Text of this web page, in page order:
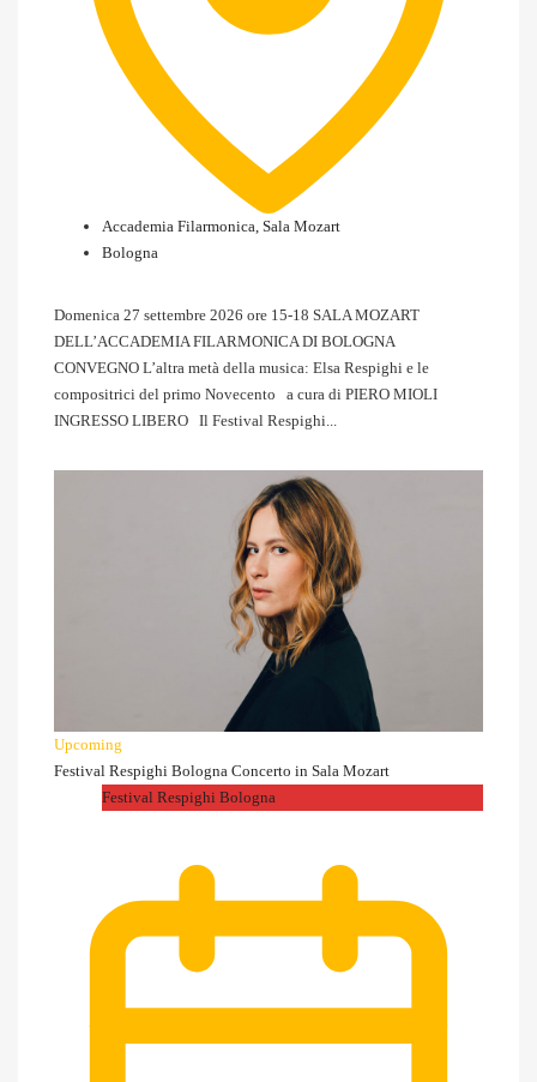
Accademia Filarmonica, Sala Mozart
Bologna
Domenica 27 settembre 2026 ore 15-18 SALA MOZART
DELL’ACCADEMIA FILARMONICA DI BOLOGNA
CONVEGNO L’altra metà della musica: Elsa Respighi e le
compositrici del primo Novecento a cura di PIERO MIOLI
INGRESSO LIBERO Il Festival Respighi...
Upcoming
Festival Respighi Bologna Concerto in Sala Mozart
Festival Respighi Bologna